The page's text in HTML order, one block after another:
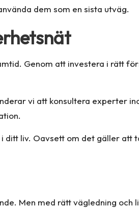
dem som en sista utväg.
Genom att investera i rätt
vi att konsultera experter
ditt liv. Oavsett om det gäller att
Men med rätt vägledning och